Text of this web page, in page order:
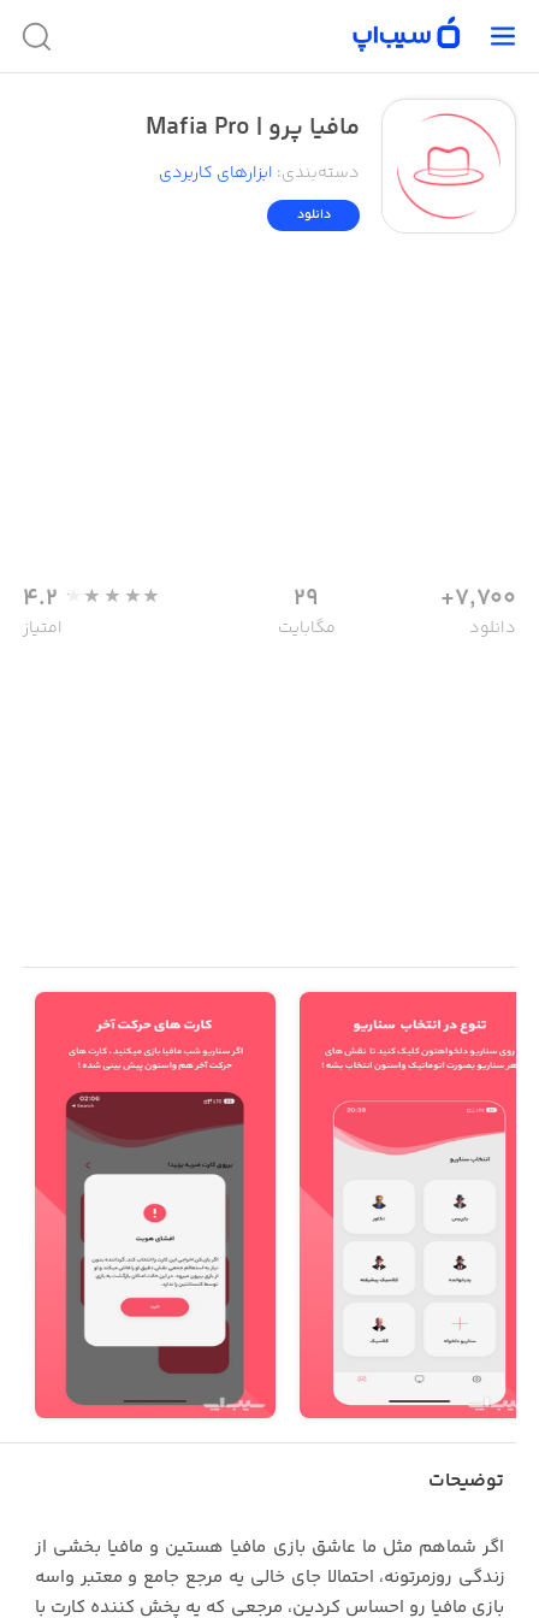
مافیا پرو | Mafia Pro
دسته‌بندی: ابزار‌های کاربردی
دانلود
7,700+
دانلود
29
مگابایت
4.2
امتیاز
توضیحات
اگر شماهم مثل ما عاشق بازی مافیا هستین و مافیا بخشی از
زندگی روزمرتونه، احتمالا جای خالی یه مرجع جامع و معتبر واسه
بازی مافیا رو احساس کردین، مرجعی که یه پخش کننده کارت با